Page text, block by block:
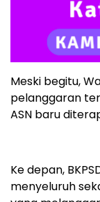
Meski begitu,
pelanggaran
ASN baru
Ke depan,
menyeluruh